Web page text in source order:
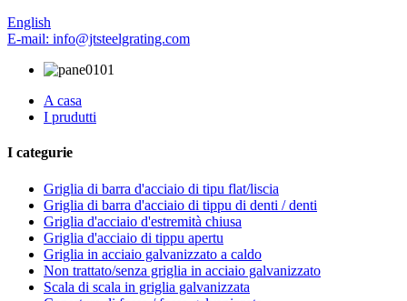
English
E-mail: info@jtsteelgrating.com
A casa
I prudutti
I categurie
Griglia di barra d'acciaio di tipu flat/liscia
Griglia di barra d'acciaio di tippu di denti / denti
Griglia d'acciaio d'estremità chiusa
Griglia d'acciaio di tippu apertu
Griglia in acciaio galvanizzato a caldo
Non trattato/senza griglia in acciaio galvanizzato
Scala di scala in griglia galvanizzata